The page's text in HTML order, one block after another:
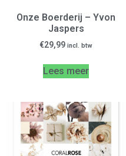
Onze Boerderij – Yvon
Jaspers
€29,99 incl. btw
Lees meer